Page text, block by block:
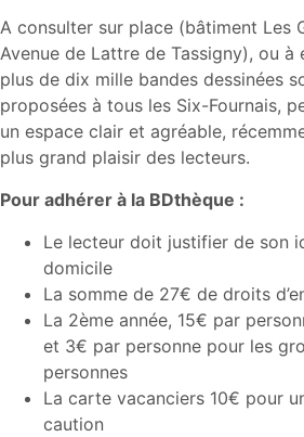
A consulter sur place (bâtiment Les
Avenue de Lattre de Tassigny), ou à
plus de dix mille bandes dessinées
proposées à tous les Six-Fournais,
un espace clair et agréable,
plus grand plaisir des lecteurs.
Pour adhérer à la BDthèque :
Le lecteur doit justifier de son
domicile
La somme de 27€ de droits
La 2ème année, 15€ par
et 3€ par personne pour les
personnes
La carte vacanciers 10€ pour
caution